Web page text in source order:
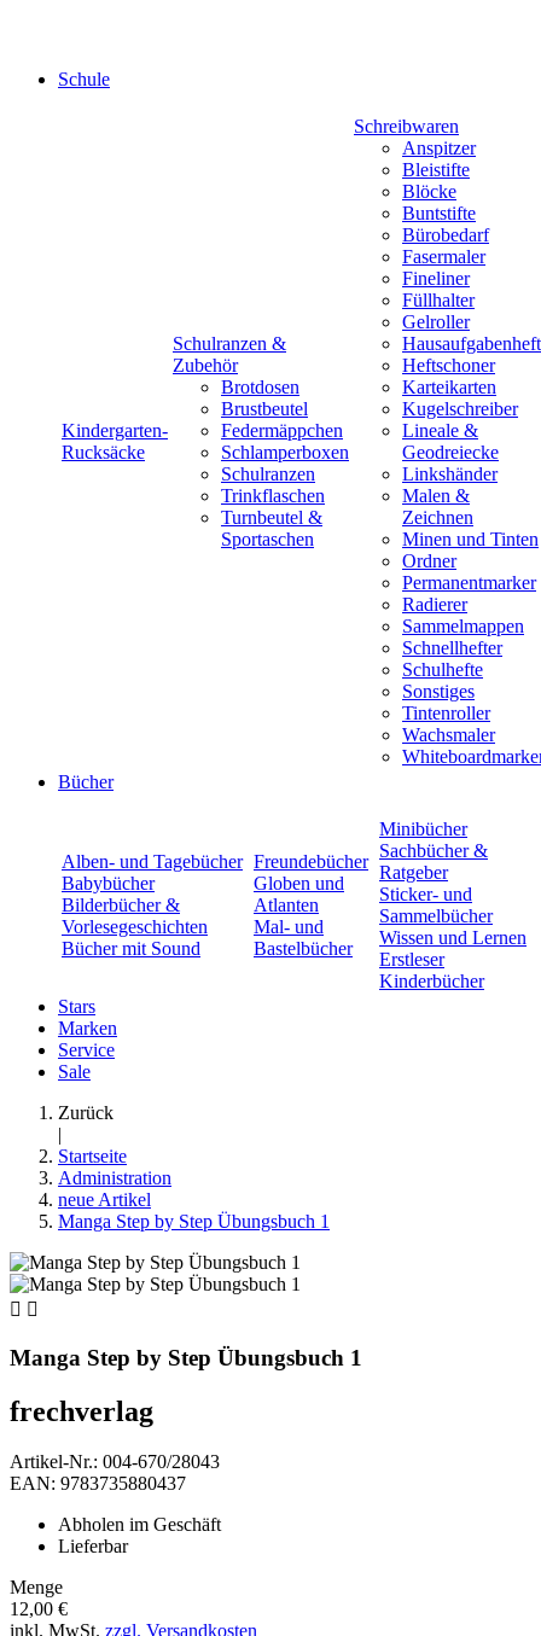
Schule
Kindergarten-
Rucksäcke
Schulranzen &
Zubehör
Brotdosen
Brustbeutel
Federmäppchen
Schlamperboxen
Schulranzen
Trinkflaschen
Turnbeutel &
Sportaschen
Schreibwaren
Anspitzer
Bleistifte
Blöcke
Buntstifte
Bürobedarf
Fasermaler
Fineliner
Füllhalter
Gelroller
Hausaufgabenheft
Heftschoner
Karteikarten
Kugelschreiber
Lineale &
Geodreiecke
Linkshänder
Malen &
Zeichnen
Minen und Tinten
Ordner
Permanentmarker
Radierer
Sammelmappen
Schnellhefter
Schulhefte
Sonstiges
Tintenroller
Wachsmaler
Bücher
Alben- und Tagebücher
Babybücher
Bilderbücher &
Vorlesegeschichten
Bücher mit Sound
Freundebücher
Globen und
Atlanten
Mal- und
Bastelbücher
Minibücher
Sachbücher &
Ratgeber
Sticker- und
Sammelbücher
Wissen und Lernen
Erstleser
Kinderbücher
Stars
Marken
Service
Sale
Zurück
|
Startseite
Administration
neue Artikel
Manga Step by Step Übungsbuch 1
 
Manga Step by Step Übungsbuch 1
frechverlag
Artikel-Nr.: 004-670/28043
EAN: 9783735880437
Abholen im Geschäft
Lieferbar
Menge
12,00 €
inkl. MwSt. zzgl. Versandkosten